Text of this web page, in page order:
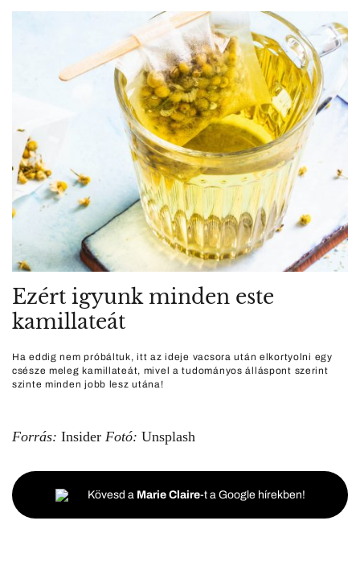
Ezért igyunk minden este
kamillateát
Ha eddig nem próbáltuk, itt az ideje vacsora után elkortyolni egy
csésze meleg kamillateát, mivel a tudományos álláspont szerint
szinte minden jobb lesz utána!
Forrás: Insider Fotó: Unsplash
Kövesd a Marie Claire-t a Google hírekben!